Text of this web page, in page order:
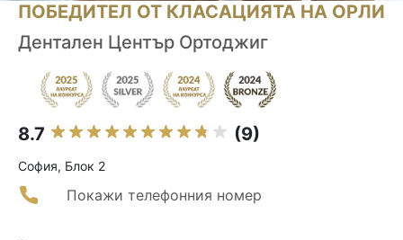
ПОБЕДИТЕЛ ОТ КЛАСАЦИЯТА НА ОРЛИ
Дентален Център Ортоджиг
8.7 (9)
София, Блок 2
Покажи телефонния номер